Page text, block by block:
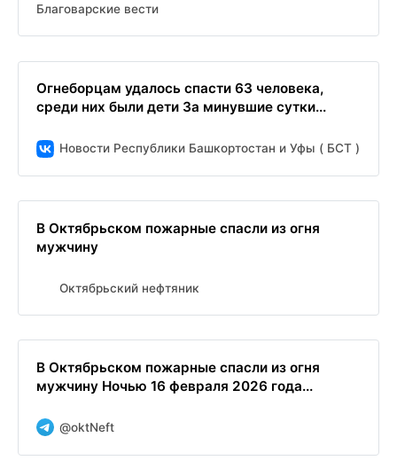
Благоварские вести
Огнеборцам удалось спасти 63 человека,
среди них были дети За минувшие сутки...
Новости Республики Башкортостан и Уфы ( БСТ )
В Октябрьском пожарные спасли из огня
мужчину
Октябрьский нефтяник
В Октябрьском пожарные спасли из огня
мужчину Ночью 16 февраля 2026 года...
@oktNeft